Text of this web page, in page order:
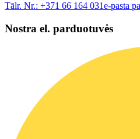
Tālr. Nr.: +371 66 164 031e-pasta
Nostra el. parduotuvės